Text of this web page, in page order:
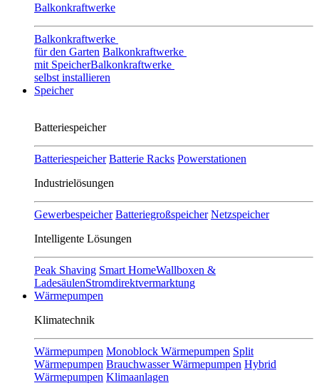
Balkonkraftwerke
Balkonkraftwerke
für den Garten Balkonkraftwerke
mit SpeicherBalkonkraftwerke
selbst installieren
Speicher
Batteriespeicher
Batteriespeicher Batterie Racks Powerstationen
Industrielösungen
Gewerbespeicher Batteriegroßspeicher Netzspeicher
Intelligente Lösungen
Peak Shaving Smart HomeWallboxen &
LadesäulenStromdirektvermarktung
Wärmepumpen
Klimatechnik
Wärmepumpen Monoblock Wärmepumpen Split
Wärmepumpen Brauchwasser Wärmepumpen Hybrid
Wärmepumpen Klimaanlagen